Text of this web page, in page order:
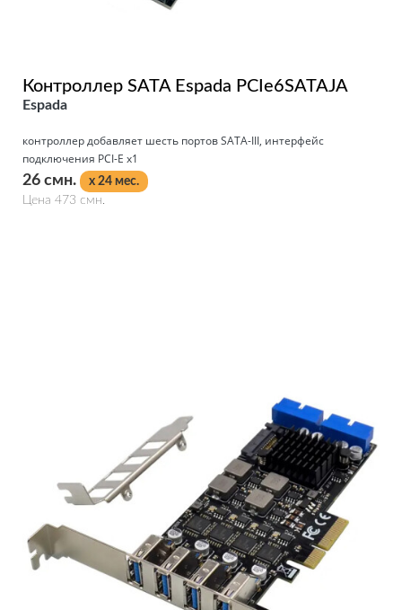
Контроллер SATA Espada PCIe6SATAJA
Espada
контроллер добавляет шесть портов SATA-III, интерфейс
подключения PCI-E x1
26 смн.
x 24 мес.
Цена 473 смн.